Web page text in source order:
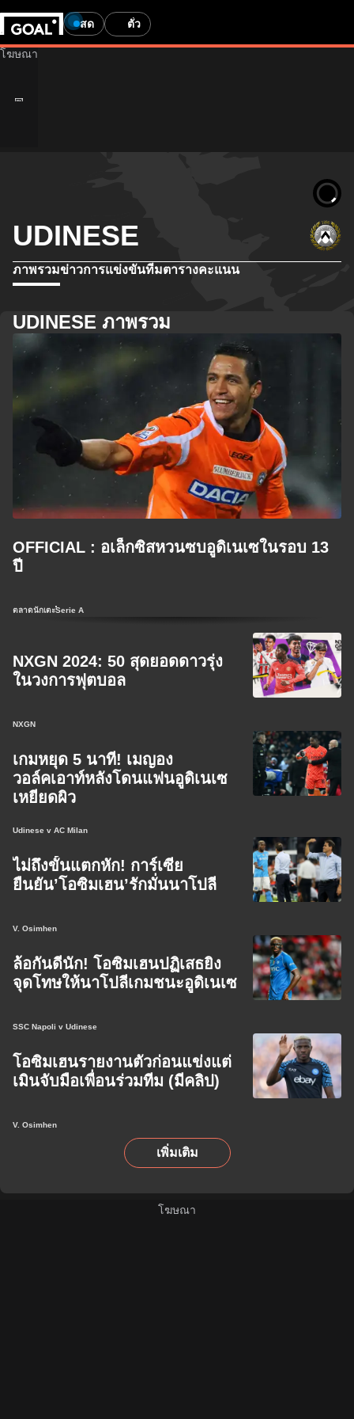
สด ตั๋ว
UDINESE
ภาพรวมข่าวการแข่งขันทีมตารางคะแนน
UDINESE ภาพรวม
OFFICIAL : อเล็กซิสหวนซบอูดิเนเซในรอบ 13
ปี
ตลาดนักเตะSerie A
NXGN 2024: 50 สุดยอดดาวรุ่ง
ในวงการฟุตบอล
NXGN
เกมหยุด 5 นาที! เมญอง
วอล์คเอาท์หลังโดนแฟนอูดิเนเซ
เหยียดผิว
Udinese v AC Milan
ไม่ถึงขั้นแตกหัก! การ์เซีย
ยืนยัน’โอซิมเฮน’รักมั่นนาโปลี
V. Osimhen
ล้อกันดีนัก! โอซิมเฮนปฏิเสธยิง
จุดโทษให้นาโปลีเกมชนะอูดิเนเซ
SSC Napoli v Udinese
โอซิมเฮนรายงานตัวก่อนแข่งแต่
เมินจับมือเพื่อนร่วมทีม (มีคลิป)
V. Osimhen
เพิ่มเติม